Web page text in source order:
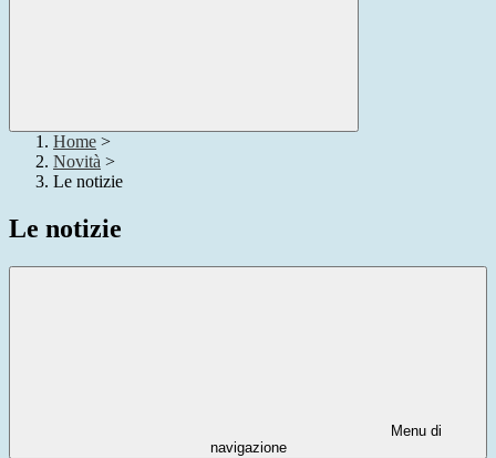
Home >
Novità >
Le notizie
Le notizie
Menu di
navigazione